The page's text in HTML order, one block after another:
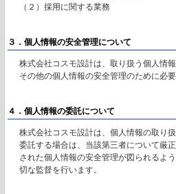
（２）採用に関する業務
３．個人情報の安全管理について
株式会社コスモ設計は、取り扱う個人情
その他の個人情報の安全管理のために必
４．個人情報の委託について
株式会社コスモ設計は、個人情報の取り
委託する場合は、当該第三者について厳
された個人情報の安全管理が図られるよ
切な監督を行います。